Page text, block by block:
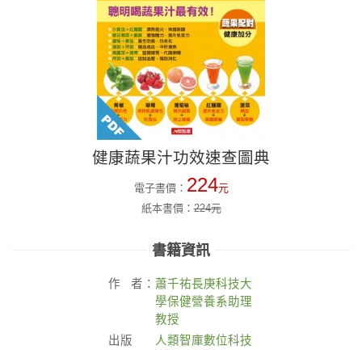
健康蔬果汁功效速查圖典
電子書價： 224元
紙本書價：224元
書籍資訊
作 者： 蕭千祐長庚科技大
學保健營養系助理
教授
出版
人類智庫數位科技